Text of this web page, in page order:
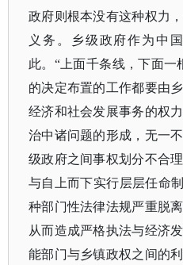
政府则根本没有这种权力
义务。乡级政府作为中
此。 “上面千条线，下面一
的决定布置的工作都要由
经济和社会发展事务的权
治中诸问题的形成，无一
级政府之间事权划分不合
与自上而下实行层层任命
种部门性法律法规严重脱
从而造成严格执法与经济
能部门与乡镇政权之间的